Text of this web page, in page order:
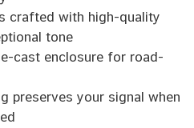
crafted with high-quality
tone
cast enclosure for road-
preserves your signal when